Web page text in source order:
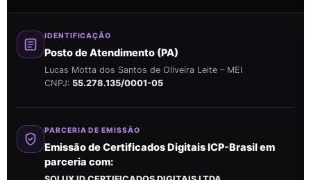
IDENTIFICAÇÃO
Posto de Atendimento (PA)
Lucas Motta dos Santos de Oliveira Leite – MEI
CNPJ: 55.278.135/0001-05
PARCERIA DE EMISSÃO
Emissão de Certificados Digitais ICP-Brasil em
parceria com: